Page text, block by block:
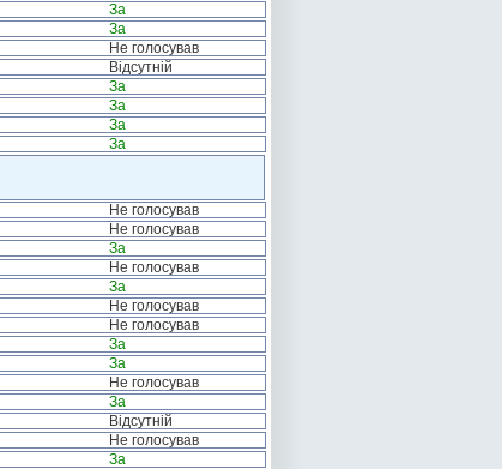
За
За
Не голосував
Відсутній
За
За
За
За
Не голосував
Не голосував
За
Не голосував
За
Не голосував
Не голосував
За
За
Не голосував
За
Відсутній
Не голосував
За